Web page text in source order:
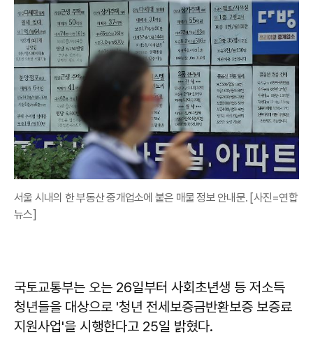
서울 시내의 한 부동산 중개업소에 붙은 매물 정보 안내문. [사진=연합
뉴스]
국토교통부는 오는 26일부터 사회초년생 등 저소득
청년들을 대상으로 '청년 전세보증금반환보증 보증료
지원사업'을 시행한다고 25일 밝혔다.